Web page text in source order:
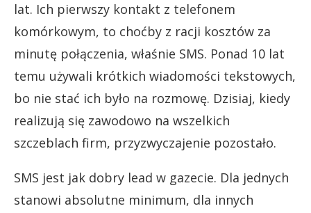
lat. Ich pierwszy kontakt z telefonem
komórkowym, to choćby z racji kosztów za
minutę połączenia, właśnie SMS. Ponad 10 lat
temu używali krótkich wiadomości tekstowych,
bo nie stać ich było na rozmowę. Dzisiaj, kiedy
realizują się zawodowo na wszelkich
szczeblach firm, przyzwyczajenie pozostało.
SMS jest jak dobry lead w gazecie. Dla jednych
stanowi absolutne minimum, dla innych